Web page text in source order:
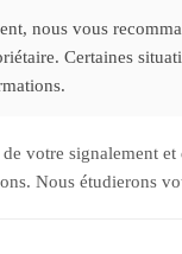
nous vous
Certaines
votre signalement
Nous étudierons